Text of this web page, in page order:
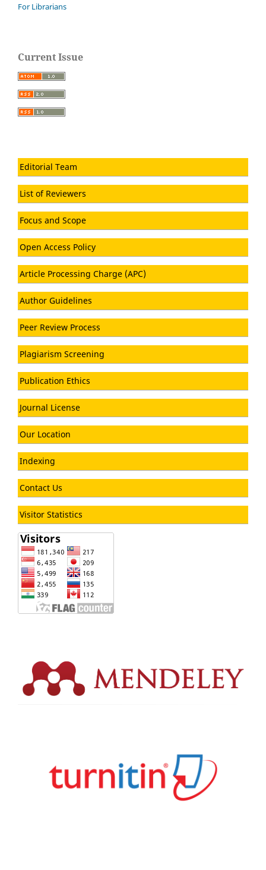
For Librarians
Current Issue
Editorial Team
List of Reviewers
Focus and Scope
Open Access Policy
Article Processing Charge (APC)
Author Guidelines
Peer Review Process
Plagiarism Screening
Publication Ethics
Journal License
Our Location
Indexing
Contact Us
Visitor Statistics